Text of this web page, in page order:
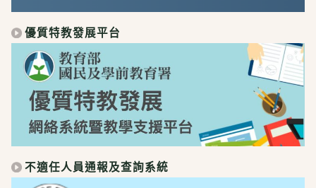
優質特教發展平台
不適任人員通報及查詢系統